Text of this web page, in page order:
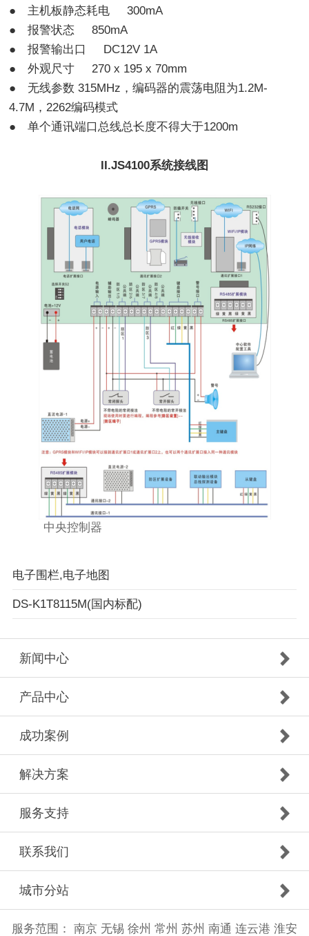
● 主机板静态耗电 300mA
● 报警状态 850mA
● 报警输出口 DC12V 1A
● 外观尺寸 270 x 195 x 70mm
● 无线参数 315MHz，编码器的震荡电阻为1.2M-
4.7M，2262编码模式
● 单个通讯端口总线总长度不得大于1200m
II.JS4100系统接线图
中央控制器
电子围栏,电子地图
DS-K1T8115M(国内标配)
新闻中心
产品中心
成功案例
解决方案
服务支持
联系我们
城市分站
服务范围： 南京 无锡 徐州 常州 苏州 南通 连云港 淮安